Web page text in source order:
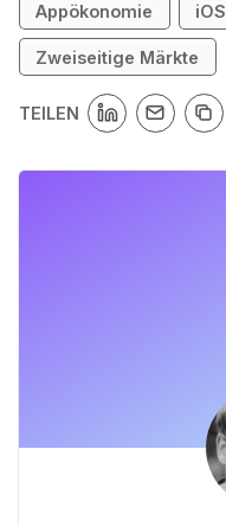
Appökonomie iOS
Zweiseitige Märkte
TEILEN